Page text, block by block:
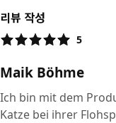
리뷰 작성
5
Maik Böhme
Ich bin mit dem
Katze bei ihrer